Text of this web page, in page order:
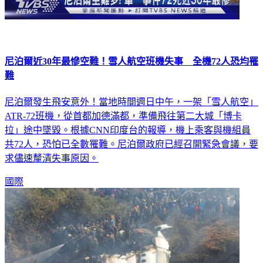
尼泊爾近30年最慘空難！雪人航空班機失事 全機72人恐均罹
難
尼泊爾發生飛安意外！當地時間週日中午，一架「雪人航空」
ATR-72班機，從首都加德滿都，準備飛往第二大城「博卡
拉」途中墜毀。根據CNN印度台的報導，機上乘客與機組員
共72人，恐怕已全數罹難。尼泊爾政府已經召開緊急會議，要
求儘速釐清失事原因。
國際